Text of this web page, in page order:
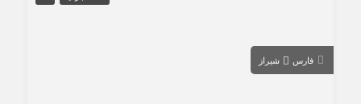
فارس شیراز